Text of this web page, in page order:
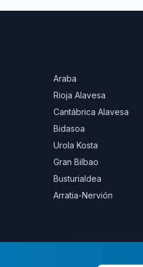
Araba
Rioja Alavesa
Cantábrica Alavesa
Bidasoa
Urola Kosta
Gran Bilbao
Busturialdea
Arratia-Nervión